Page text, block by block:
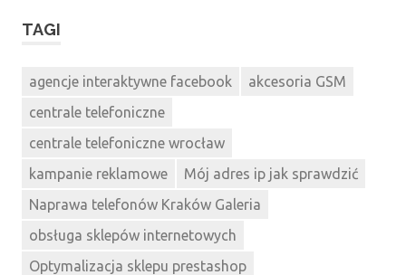
TAGI
agencje interaktywne facebook
akcesoria GSM
centrale telefoniczne
centrale telefoniczne wrocław
kampanie reklamowe
Mój adres ip jak sprawdzić
Naprawa telefonów Kraków Galeria
obsługa sklepów internetowych
Optymalizacja sklepu prestashop